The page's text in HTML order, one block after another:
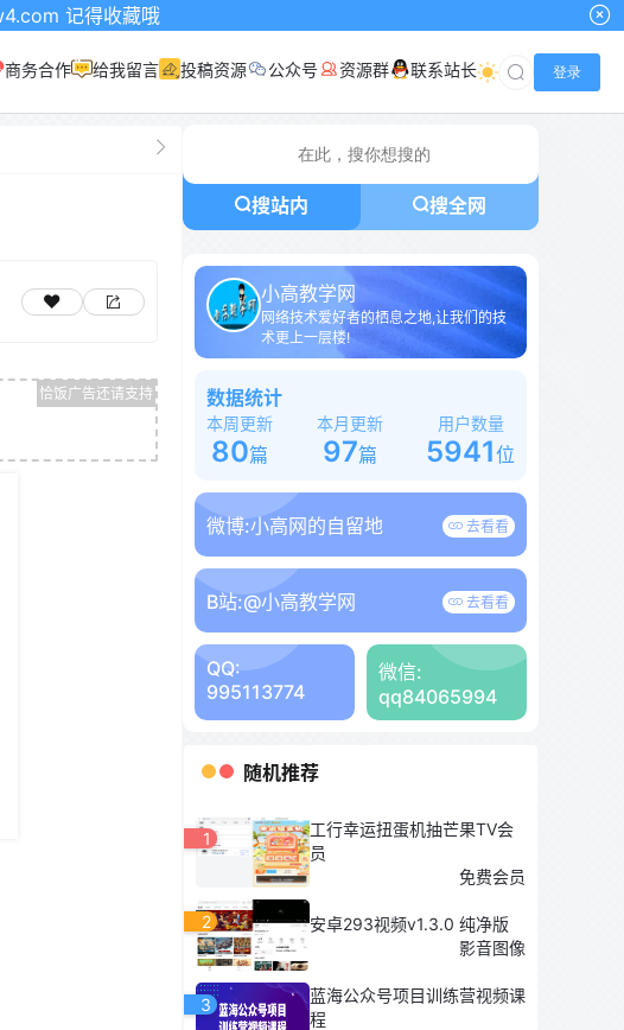
藏哦
商务合作 给我留言 投稿资源 公众号 资源群 联系站长 登录
搜站内 搜全网
小高教学网
网络技术爱好者的栖息之地,让我们的技
术更上一层楼!
数据统计
本周更新
80篇
本月更新
97篇
用户数量
5941位
微博:小高网的自留地 去看看
B站:@小高教学网 去看看
QQ:
995113774
微信:
qq84065994
随机推荐
1
工行幸运扭蛋机抽芒果TV会
员
免费会员
2
安卓293视频v1.3.0 纯净版
影音图像
3
蓝海公众号项目训练营视频课
程